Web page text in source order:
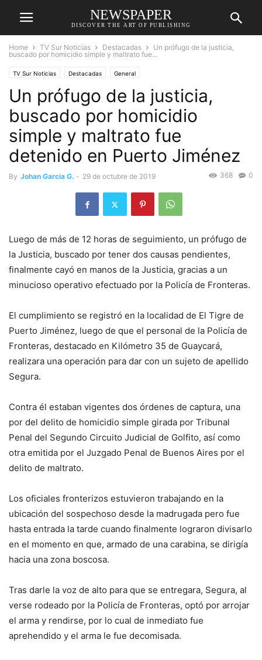
NEWSPAPER
DISCOVER THE ART OF PUBLISHING
Home TV Sur Noticias Destacadas
Un prófugo de la justicia,
buscado por homicidio simple y maltrato fue...
TV Sur Noticias Destacadas General
Un prófugo de la justicia,
buscado por homicidio
simple y maltrato fue
detenido en Puerto Jiménez
By Johan Garcia G. - 29 de octubre de 2019 0
368
Luego de más de 12 horas de seguimiento, un prófugo de
la Justicia, buscado por tener dos causas pendientes,
finalmente cayó en manos de la Justicia, gracias a un
minucioso operativo efectuado por la Policía de Fronteras.
El cumplimiento se registró en la localidad de El Tigre de
Puerto Jiménez, luego de que el personal de la Policía de
Fronteras, destacado en Kilómetro 35 de Guaycará,
realizara una operación para dar con un sujeto de apellido
Segura.
Contra él estaban vigentes dos órdenes de captura, una
por del delito de homicidio simple girada por Tribunal
Penal del Segundo Circuito Judicial de Golfito, así como
otra emitida por el Juzgado Penal de Buenos Aires por el
delito de maltrato.
Los oficiales fronterizos estuvieron trabajando en la
ubicación del sospechoso desde la madrugada pero fue
hasta entrada la tarde cuando finalmente lograron divisarlo
en el momento en que, armado de una carabina, se dirigía
hacia una zona boscosa.
Tras darle la voz de alto para que se entregara, Segura, al
verse rodeado por la Policía de Fronteras, optó por arrojar
el arma y rendirse, por lo cual de inmediato fue
aprehendido y el arma le fue decomisada.